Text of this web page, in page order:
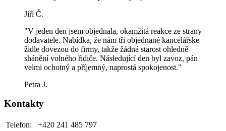
Jiří Č.
"V jeden den jsem objednala, okamžitá reakce ze strany
dodavatele. Nabídka, že nám tři objednané kancelářske
židle dovezou do firmy, takže žádná starost ohledně
shánění volného řidiče. Následující den byl zavoz, pán
velmi ochotný a příjemný, naprostá spokojenost."
Petra J.
Kontakty
Telefon:
+420 241 485 797